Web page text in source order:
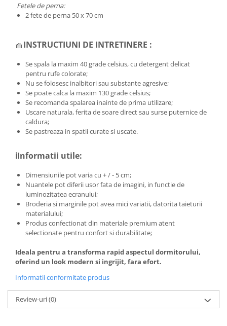
Fetele de perna:
2 fete de perna 50 x 70 cm
🧺INSTRUCTIUNI DE INTRETINERE :
Se spala la maxim 40 grade celsius, cu detergent delicat
pentru rufe colorate;
Nu se folosesc inalbitori sau substante agresive;
Se poate calca la maxim 130 grade celsius;
Se recomanda spalarea inainte de prima utilizare;
Uscare naturala, ferita de soare direct sau surse puternice de
caldura;
Se pastreaza in spatii curate si uscate.
ℹ️Informatii utile:
Dimensiunile pot varia cu + / - 5 cm;
Nuantele pot diferii usor fata de imagini, in functie de
luminozitatea ecranului;
Broderia si marginile pot avea mici variatii, datorita taieturii
materialului;
Produs confectionat din materiale premium atent
selectionate pentru confort si durabilitate;
Ideala pentru a transforma rapid aspectul dormitorului,
oferind un look modern si ingrijit, fara efort.
Informatii conformitate produs
Review-uri(0)